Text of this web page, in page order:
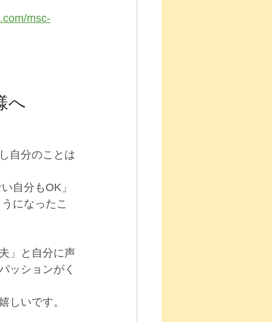
msc-
へ
自分のことは
自分もOK」
になったこ
」と自分に声
ッションがく
しいです。